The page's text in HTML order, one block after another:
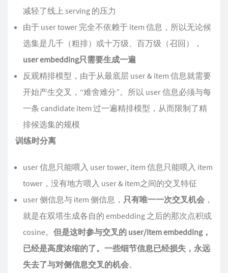
减轻了线上 serving 的压力
由于 user tower 完全不依赖于 item 信息，所以无论候
选集是几千（粗排）或十万级、百万级（召回），
user embedding只需要生成一遍
反观精排模型，由于从最底层 user & item 信息就需要
开始产生交叉，“难舍难分”。所以 user 信息必须与每
一条 candidate item 过一遍精排模型，从而限制了精
排候选集的规模
训练时分离
user 信息只能喂入 user tower, item 信息只能喂入 item
tower，没有地方喂入 user & item之间的交叉特征
user 侧信息与 item 侧信息， 只有唯一一次交叉机会 ，
就是在双塔生成各自的 embedding 之后的那次点积或
cosine。 但是这时参与交叉的 user/item embedding，
已经是高度浓缩的了。一些细节信息已经损失，永远
失去了与对侧信息交叉的机会。